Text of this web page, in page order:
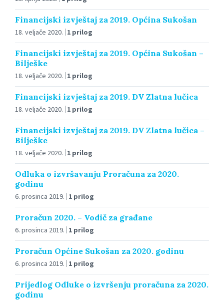
Financijski izvještaj za 2019. Općina Sukošan
18. veljače 2020. 1 prilog
Financijski izvještaj za 2019. Općina Sukošan –
Bilješke
18. veljače 2020. 1 prilog
Financijski izvještaj za 2019. DV Zlatna lučica
18. veljače 2020. 1 prilog
Financijski izvještaj za 2019. DV Zlatna lučica –
Bilješke
18. veljače 2020. 1 prilog
Odluka o izvršavanju Proračuna za 2020.
godinu
6. prosinca 2019. 1 prilog
Proračun 2020. – Vodič za građane
6. prosinca 2019. 1 prilog
Proračun Općine Sukošan za 2020. godinu
6. prosinca 2019. 1 prilog
Prijedlog Odluke o izvršenju proračuna za 2020.
godinu